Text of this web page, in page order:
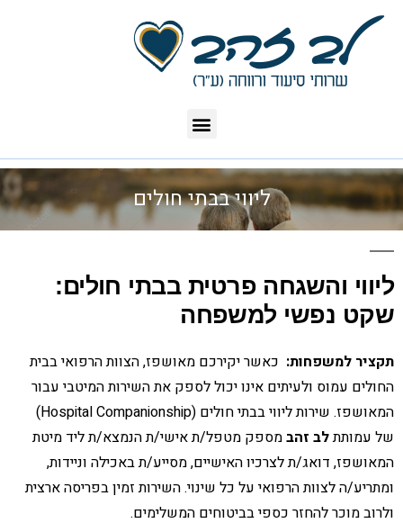
ליווי בבתי חולים
ליווי והשגחה פרטית בבתי חולים:
שקט נפשי למשפחה
תקציר למשפחות: כאשר יקירכם מאושפז, הצוות הרפואי בבית
החולים עמוס ולעיתים אינו יכול לספק את השירות המיטבי עבור
המאושפז. שירות ליווי בבתי חולים (Hospital Companionship)
של עמותתלב זהבמספק מטפל/ת אישי/ת הנמצא/ת ליד מיטת
המאושפז, דואג/ת לצרכיו האישיים, מסייע/ת באכילה וניידות,
ומתריע/ה לצוות הרפואי על כל שינוי. השירות זמין בפריסה ארצית
ולרוב מוכר להחזר כספי בביטוחים המשלימים.